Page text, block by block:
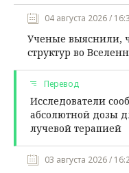
04 августа 2026 /
Ученые выяснили,
структур во
Перевод
Исследователи
абсолютной дозы
лучевой терапией
03 августа 2026 /